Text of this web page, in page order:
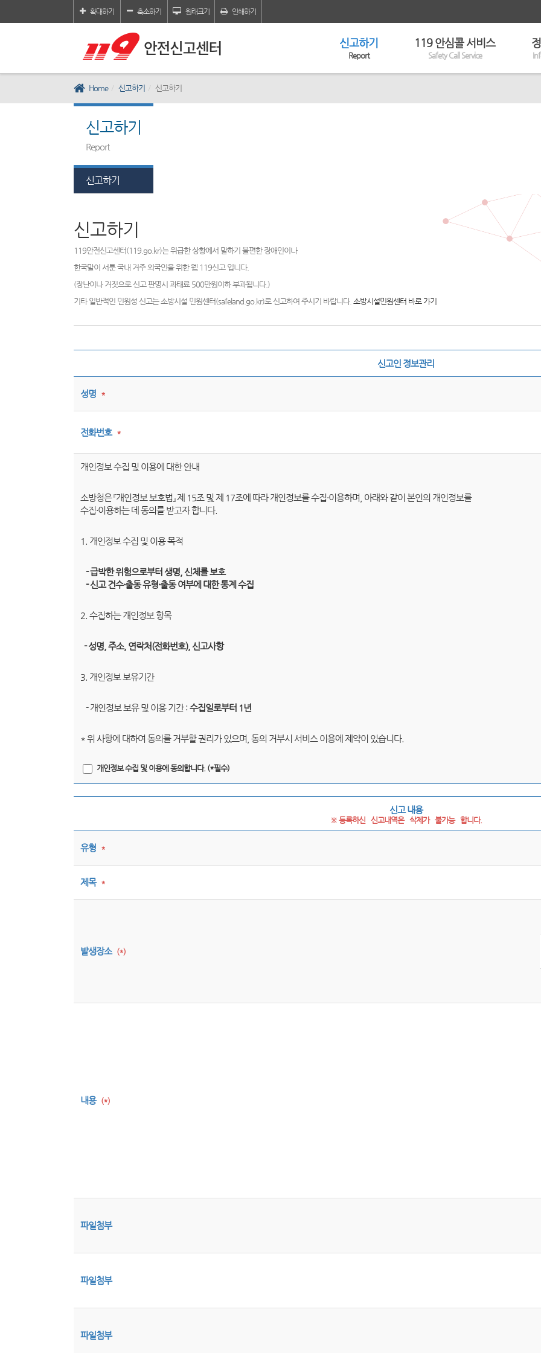
확대하기 축소하기 원래크기 인쇄하기
신고하기
Report
119 안심콜 서비스
Safety Call Service
Home 신고하기 신고하기
신고하기
Report
신고하기
신고하기
119안전신고센터(119.go.kr)는 위급한 상황에서 말하기 불편한 장애인이나
한국말이 서툰 국내 거주 외국인을 위한 웹 119신고 입니다.
(장난이나 거짓으로 신고 판명시 과태료 500만원이하 부과됩니다.)
기타 일반적인 민원성 신고는 소방시설 민원센터(safeland.go.kr)로 신고하여 주시기 바랍니다. 소방시설민원센터 바로 가기
신고인 정보관리
성명 *
전화번호 *
개인정보 수집 및 이용에 대한 안내
소방청은 『개인정보 보호법』 제 15조 및 제 17조에 따라 개인정보를 수집·이용하며, 아래와 같이 본인의 개인정보를
수집·이용하는 데 동의를 받고자 합니다.
1. 개인정보 수집 및 이용 목적
- 급박한 위험으로부터 생명, 신체를 보호
- 신고 건수·출동 유형·출동 여부에 대한 통계 수집
2. 수집하는 개인정보 항목
- 성명, 주소, 연락처(전화번호), 신고사항
3. 개인정보 보유기간
- 개인정보 보유 및 이용 기간 : 수집일로부터 1년
* 위 사항에 대하여 동의를 거부할 권리가 있으며, 동의 거부시 서비스 이용에 제약이 있습니다.
개인정보 수집 및 이용에 동의합니다. (*필수)
신고 내용
※ 등록하신   신고내역은   삭제가   불가능   합니다.
유형 *
제목 *
발생장소 (*)
내용 (*)
파일첨부
파일첨부
파일첨부